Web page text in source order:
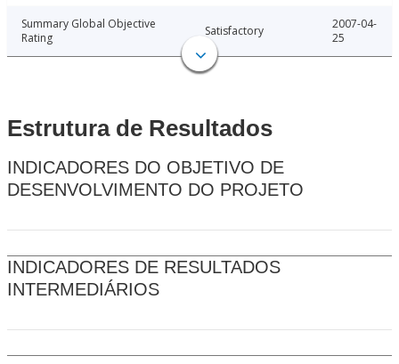
Summary Global Objective
Rating
Satisfactory
2007-04-
25
Estrutura de Resultados
INDICADORES DO OBJETIVO DE
DESENVOLVIMENTO DO PROJETO
INDICADORES DE RESULTADOS
INTERMEDIÁRIOS